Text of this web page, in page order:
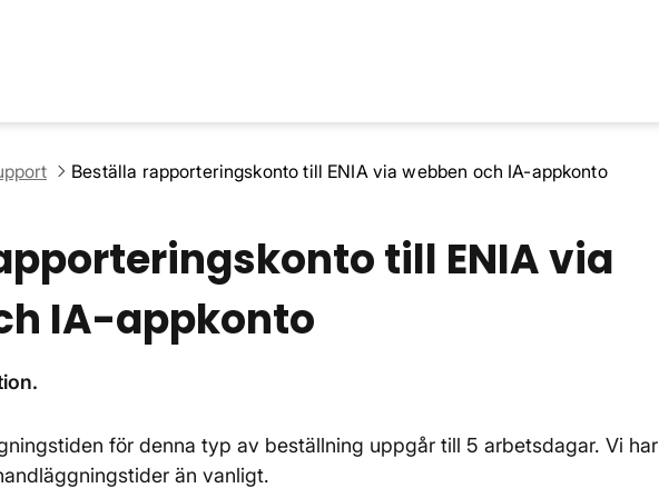
Beställa rapporteringskonto till ENIA via webben och IA-appkonto
till ENIA via
IA-appkonto
för denna typ av beställning uppgår till 5 arbetsdagar. Vi har
än vanligt.